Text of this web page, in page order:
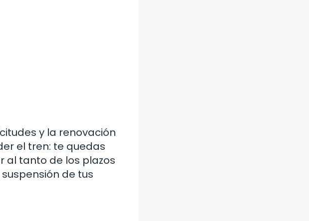
y la renovación
el tren: te quedas
al tanto de los plazos
de tus